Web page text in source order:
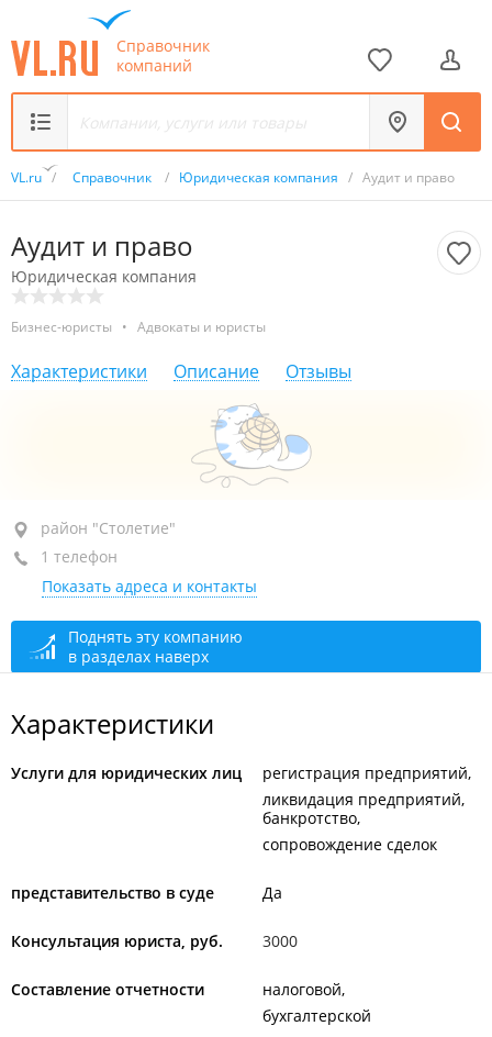
Справочник
компаний
VL.ru / Справочник / Юридическая ком­па­ния / Аудит и право
Аудит и право
Юридическая ком­па­ния
Бизнес-юристы • Адвокаты и юристы
Характеристики Описание Отзывы
район "Столетие", пр-т 100-летия Владивостока, 103
Дом молодёжи, 4-й этаж, оф. 413
+7 (423) 231-82-59
сегодня закрыто
район "Столетие"
1 телефон
Показать адреса и контакты
Поднять эту компанию
в разделах наверх
Характеристики
Услуги для юридических лиц
регистрация предприятий
ликвидация предприятий,
банкротство
сопровождение сделок
представительство в суде Да
Консультация юриста, руб. 3000
Составление отчетности
налоговой
бухгалтерской